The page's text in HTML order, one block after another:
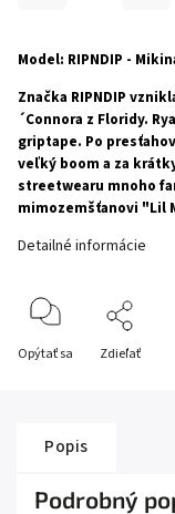
Model: RIPNDIP -
Značka RIPNDIP
´Connora z Floridy.
griptape. Po
veľký boom a za
streetwearu mnoho
mimozemšťanovi "Lil
Detailné informácie
Opýtať sa Zdieľať
Popis
Podrobný